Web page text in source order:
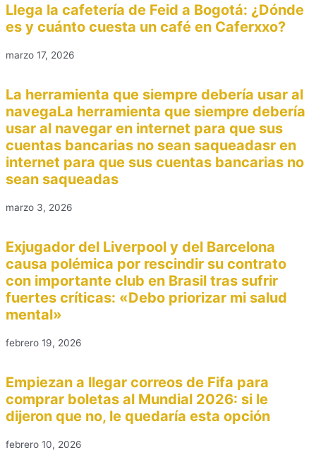
Llega la cafetería de Feid a Bogotá: ¿Dónde
es y cuánto cuesta un café en Caferxxo?
marzo 17, 2026
La herramienta que siempre debería usar al
navegaLa herramienta que siempre debería
usar al navegar en internet para que sus
cuentas bancarias no sean saqueadasr en
internet para que sus cuentas bancarias no
sean saqueadas
marzo 3, 2026
Exjugador del Liverpool y del Barcelona
causa polémica por rescindir su contrato
con importante club en Brasil tras sufrir
fuertes críticas: «Debo priorizar mi salud
mental»
febrero 19, 2026
Empiezan a llegar correos de Fifa para
comprar boletas al Mundial 2026: si le
dijeron que no, le quedaría esta opción
febrero 10, 2026